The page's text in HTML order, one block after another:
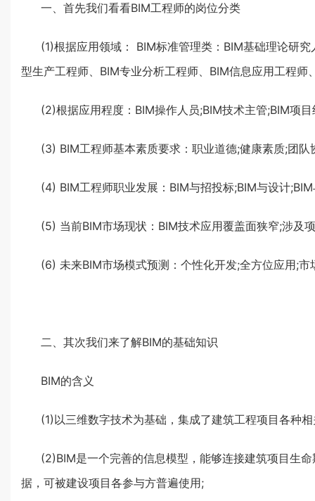
一、首先我们看看BIM工程师的岗位分类
(1)根据应用领域： BIM标准管理类：BIM基础理论研
型生产工程师、BIM专业分析工程师、BIM信息应用工程
(2)根据应用程度：BIM操作人员;BIM技术主管;BIM项
(3) BIM工程师基本素质要求：职业道德;健康素质;团队
(4) BIM工程师职业发展：BIM与招投标;BIM与设计
(5) 当前BIM市场现状：BIM技术应用覆盖面狭窄;涉及
(6) 未来BIM市场模式预测：个性化开发;全方位应用;市
二、其次我们来了解BIM的基础知识
BIM的含义
(1)以三维数字技术为基础，集成了建筑工程项目各种
(2)BIM是一个完善的信息模型，能够连接建筑项目生
据，可被建设项目各参与方普遍使用;